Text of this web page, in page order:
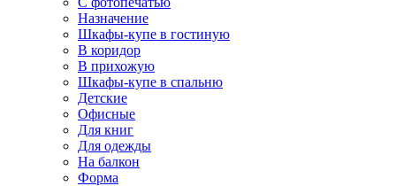
Назначение
Шкафы-купе в гостиную
В коридор
В прихожую
Шкафы-купе в спальню
Детские
Офисные
Для книг
Для одежды
На балкон
Форма